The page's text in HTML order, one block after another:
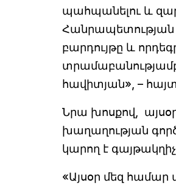
պահպանելու և
Հանրապետության
բարդույթը և
հավիտյան», –
Նրա խոսքով,
խաղաղության
կարող է
«Այսօր մեզ